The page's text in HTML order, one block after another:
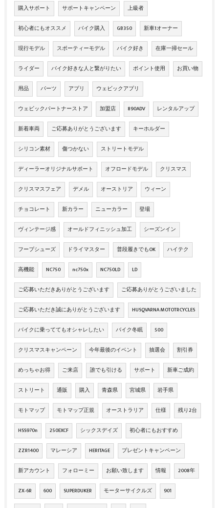
購入サポート サポートキャンペーン 上級者
初心者にもオススメ バイク購入 GB350 新車1オーナー
現行モデル スポーティーモデル バイク好き 在庫一掃セール
ライダー バイク好きな人と繋がりたい ポイント使用 お買い物
用品 パーツ アプリ ウェビックアプリ
ウェビックパートナーストア 加盟店 890ADV レンタルアップ
新着車両 ご応募ありがとうございます キーホルダー
シリコン素材 傷つかない ストリートモデル
ディーラーオリジナルサポート オフロードモデル クリスマス
クリスマスフェア デメル オーストリア ウィーン
チョコレート 新カラー ニューカラー 登場
ヴィンテージ感 オールドフィニッシュ加工 シーズンイン
フープシューズ ドライマスター 普段履きでもOK ハイテク
高機能 NC750 nc750x NC750LD LD
ご応募いただきありがとうございます ご応募ありがとうございました
ご応募いただき誠にありがとうございます HUSQVARNA MOTOTRCYCLES
バイクに乗っててもオシャレしたい バイク冬眠 500
クリスマスキャンペーン 今年最後のイベント 抽選会 割引券
めっちゃお得 ご来店 誰でも引ける サポート 新車ご成約
ストリート 通販 購入 青森県 宮城県 岩手県
モトマップ モトマップ正規 オーストラリア 仕様 残り2台
HSS970n 250EXCF シックスデイズ 初心者にもおすすめ
ZZR1400 マレーシア HERITAGE プレゼントキャンペーン
新アカウント フォローミー お願い致します 情報 2008年
ZX‐6R 600 SUPERDUKER モーターサイクルズ 901